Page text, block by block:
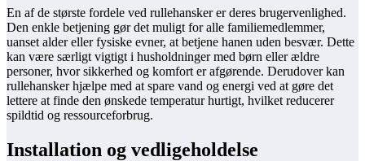
En af de største fordele ved rullehansker er deres brugervenlighed.
Den enkle betjening gør det muligt for alle familiemedlemmer,
uanset alder eller fysiske evner, at betjene hanen uden besvær. Dette
kan være særligt vigtigt i husholdninger med børn eller ældre
personer, hvor sikkerhed og komfort er afgørende. Derudover kan
rullehansker hjælpe med at spare vand og energi ved at gøre det
lettere at finde den ønskede temperatur hurtigt, hvilket reducerer
spildtid og ressourceforbrug.
Installation og vedligeholdelse